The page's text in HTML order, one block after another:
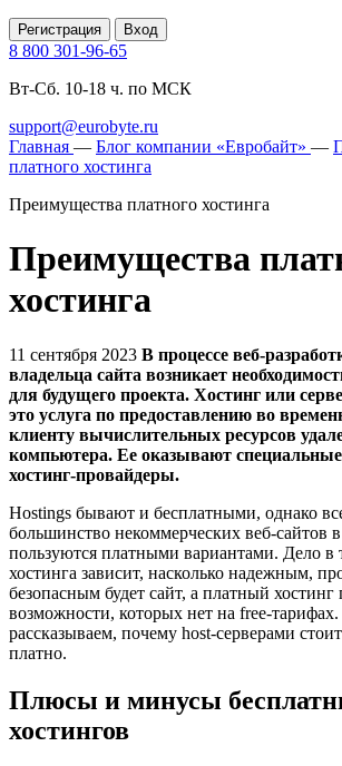
Регистрация Вход
8 800 301-96-65
Вт-Сб. 10-18 ч. по МСК
support@eurobyte.ru
Главная — Блог компании «Евробайт» —
платного хостинга
Преимущества платного хостинга
Преимущества
хостинга
11 сентября 2023 В процессе веб-
владельца сайта возникает
для будущего проекта. Хостинг или
это услуга по предоставлению во
клиенту вычислительных ресурсов
компьютера. Ее оказывают
хостинг-провайдеры.
Hostings бывают и бесплатными, однако
большинство некоммерческих веб-сайтов
пользуются платными вариантами. Дело в
хостинга зависит, насколько надежным,
безопасным будет сайт, а платный хостинг
возможности, которых нет на free-тарифах.
рассказываем, почему host-серверами
платно.
Плюсы и минусы
хостингов